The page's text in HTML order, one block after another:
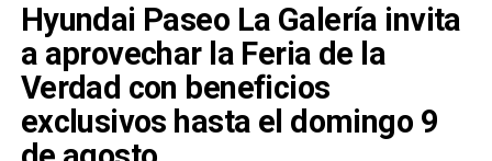
Hyundai Paseo La Galería invita
a aprovechar la Feria de la
Verdad con beneficios
exclusivos hasta el domingo 9